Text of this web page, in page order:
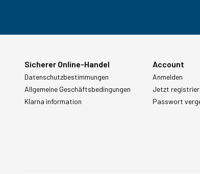
Sicherer Online-Handel
Datenschutzbestimmungen
Allgemeine Geschäftsbedingungen
Klarna information
Account
Anmelden
Jetzt
Passwort